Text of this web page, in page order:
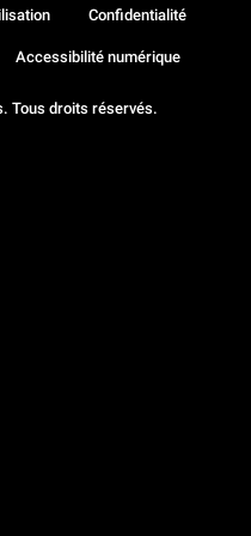
Tous droits réservés.
Confidentialité
Accessibilité numérique